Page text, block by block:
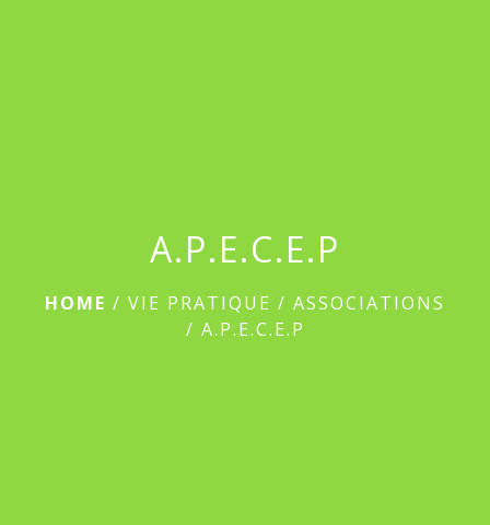
A.P.E.C.E.P
HOME / VIE PRATIQUE / ASSOCIATIONS
/ A.P.E.C.E.P